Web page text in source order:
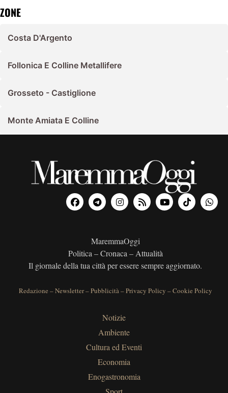
ZONE
Costa D'Argento
Follonica E Colline Metallifere
Grosseto - Castiglione
Monte Amiata E Colline
MaremmaOggi
Politica – Cronaca – Attualità
Il giornale della tua città per essere sempre aggiornato.
Redazione –Newsletter–Pubblicità–Privacy Policy –Cookie Policy
Notizie
Ambiente
Cultura ed Eventi
Economia
Enogastronomia